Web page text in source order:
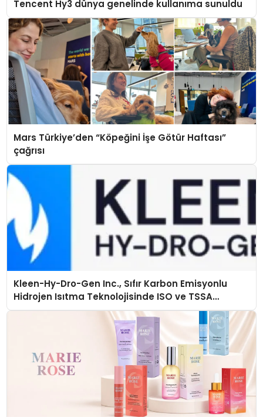
Tencent Hy3 dünya genelinde kullanıma sunuldu
Mars Türkiye’den “Köpeğini İşe Götür Haftası”
çağrısı
Kleen-Hy-Dro-Gen Inc., Sıfır Karbon Emisyonlu
Hidrojen Isıtma Teknolojisinde ISO ve TSSA
Düzenleyici Onaylarını Aldı